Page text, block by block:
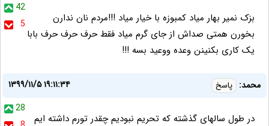
42
5
بزک نمیر بهار میاد کمبوزه با خیار میاد !!!مردم نان ندارن
بخورن همتی صداش از جای گرم میاد فقط حرف حرف حرف بابا
یک کاری بکنینن وعده ووعید بسه !!!
محمد: پاسخ
۱۳۹۹/۱۱/۵ ۱۹:۱۱:۳۴
28
در طول سالهای گذشته که تحریم نبودیم چقدر تورم داشته ایم